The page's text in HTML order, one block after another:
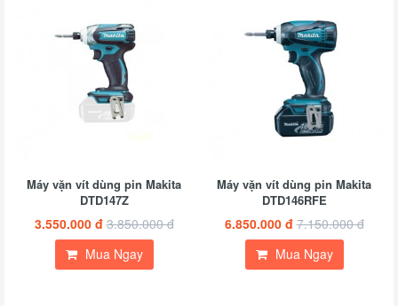
Máy vặn vít dùng pin Makita
DTD147Z
3.550.000 đ 3.850.000 đ
Mua Ngay
Máy vặn vít dùng pin Makita
DTD146RFE
6.850.000 đ 7.150.000 đ
Mua Ngay